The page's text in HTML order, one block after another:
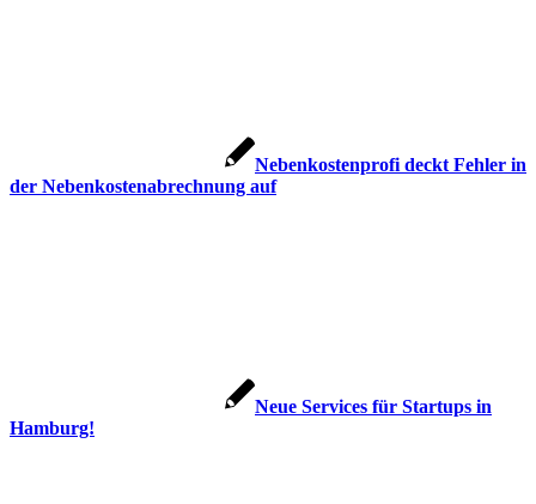
Nebenkostenprofi deckt Fehler in
der Nebenkostenabrechnung auf
Neue Services für Startups in
Hamburg!